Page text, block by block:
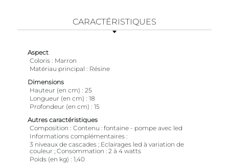
CARACTÉRISTIQUES
Aspect
Coloris
Marron
Matériau principal
Résine
Dimensions
Hauteur (en cm)
25
Longueur (en cm)
18
Profondeur (en cm)
15
Autres caractéristiques
Composition
Contenu : fontaine - pompe avec led
Informations complémentaires
3 niveaux de cascades ; Eclairages led à variation de
couleur ; Consommation : 2 à 4 watts
Poids (en kg)
1,40